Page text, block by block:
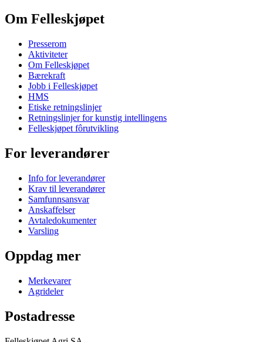
Om Felleskjøpet
Presserom
Aktiviteter
Om Felleskjøpet
Bærekraft
Jobb i Felleskjøpet
HMS
Etiske retningslinjer
Retningslinjer for kunstig intellingens
Felleskjøpet fôrutvikling
For leverandører
Info for leverandører
Krav til leverandører
Samfunnsansvar
Anskaffelser
Avtaledokumenter
Varsling
Oppdag mer
Merkevarer
Agrideler
Postadresse